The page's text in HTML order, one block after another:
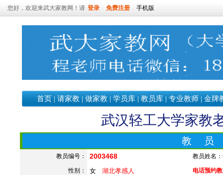
您好，欢迎来武大家教网！请 登录 免费注册 手机版
首页 | 请家教 | 做家教 | 学员库 | 教员库 | 专业教师 | 金牌
武汉轻工大学家教
教
教员编号： 2003468 教员姓名：
性别： 女 湖北孝感人 电话预约